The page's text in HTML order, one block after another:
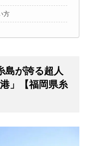
方
島が誇る超人
」【福岡県糸